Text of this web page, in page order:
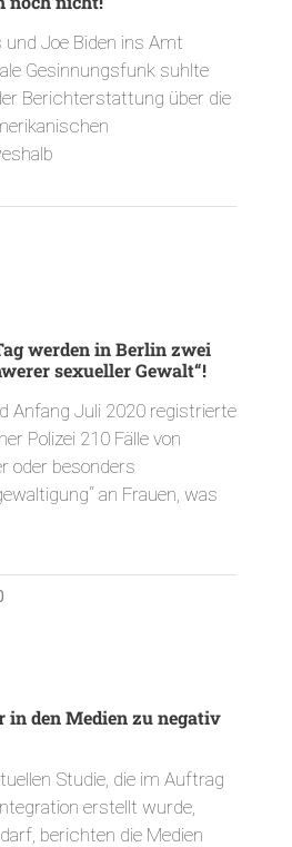
und Joe Biden ins Amt
Gesinnungsfunk suhlte
Berichterstattung über die
werden in Berlin zwei
sexueller Gewalt“!
Anfang Juli 2020 registrierte
Polizei 210 Fälle von
oder besonders
an Frauen, was
in den Medien zu negativ
Studie, die im Auftrag
erstellt wurde,
berichten die Medien